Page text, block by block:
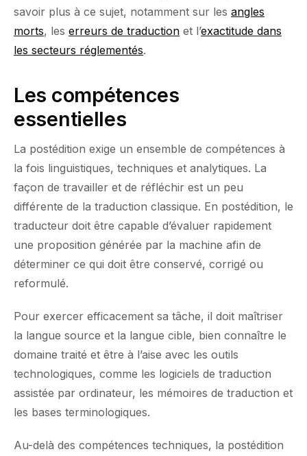
savoir plus à ce sujet, notamment sur les angles
morts, les erreurs de traduction et l’exactitude dans
les secteurs réglementés.
Les compétences
essentielles
La postédition exige un ensemble de compétences à
la fois linguistiques, techniques et analytiques. La
façon de travailler et de réfléchir est un peu
différente de la traduction classique. En postédition, le
traducteur doit être capable d’évaluer rapidement
une proposition générée par la machine afin de
déterminer ce qui doit être conservé, corrigé ou
reformulé.
Pour exercer efficacement sa tâche, il doit maîtriser
la langue source et la langue cible, bien connaître le
domaine traité et être à l’aise avec les outils
technologiques, comme les logiciels de traduction
assistée par ordinateur, les mémoires de traduction et
les bases terminologiques.
Au-delà des compétences techniques, la postédition